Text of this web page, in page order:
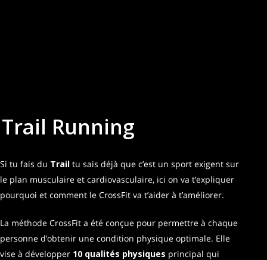
Trail Running
Si tu fais du Trail tu sais déjà que c’est un sport exigent sur
le plan musculaire et cardiovasculaire, ici on va t’expliquer
pourquoi et comment le CrossFit va t’aider à t’améliorer.
La méthode CrossFit a été conçue pour permettre à chaque
personne d’obtenir une condition physique optimale. Elle
vise à développer 10 qualités physiques principal qui